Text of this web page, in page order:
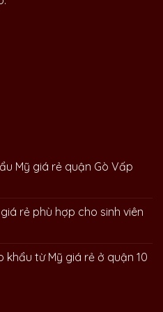
Mỹ giá rẻ quận Gò Vấp
rẻ phù hợp cho sinh viên
khẩu từ Mỹ giá rẻ ở quận 10